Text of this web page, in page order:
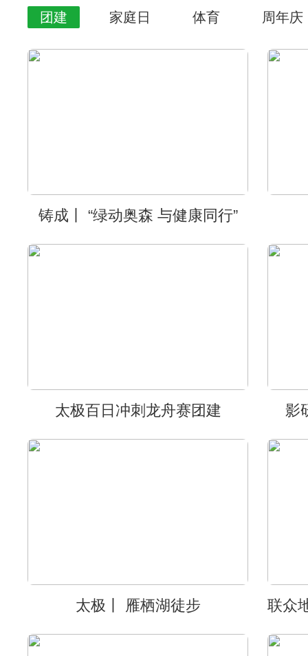
团建 家庭日 体育 周年庆
铸成丨 “绿动奥森 与健康同行”
太极百日冲刺龙舟赛团建 影
太极丨 雁栖湖徒步